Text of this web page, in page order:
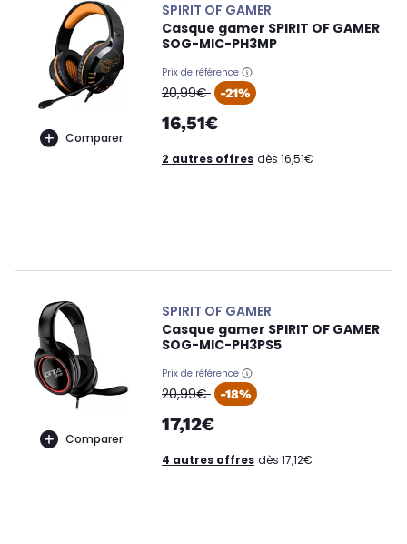
Comparer
SPIRIT OF GAMER
Casque gamer SPIRIT OF GAMER
SOG-MIC-PH3MP
Prix de référence
oldPrice
20,99€ -21%
16,51€
2 autres offres dès 16,51€
Comparer
SPIRIT OF GAMER
Casque gamer SPIRIT OF GAMER
SOG-MIC-PH3PS5
Prix de référence
oldPrice
20,99€ -18%
17,12€
4 autres offres dès 17,12€